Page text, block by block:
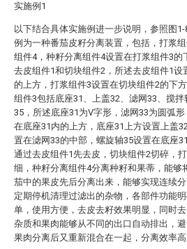
实施例1
以下结合具体实施例进一步说明，参照图
例为一种番茄皮籽分离装置，包括，打浆
组件4，种籽分离组件4设置在打浆组件3的
去皮组件1和切块组件2，所述去皮组件1设
的上方，打浆组件3设置在切块组件2的下
组件3包括底座31、上盖32、滤网33、搅拌
35，所述底座31为V字形，滤网33为圆弧
在底座31内的上方，底座31上方设置上盖
置在滤网33的中部，螺旋轴35设置在底座
通过去皮组件1先去皮，切块组件2切碎，
细，种籽分离组件4分离种籽和果蒂，能够
茄中的果皮先后分离出来，能够实现连续
定期停机清理过滤出的杂物，各部件功能
单，使用方便，去皮去籽效果明显，同时
杂质和果肉能够从不同的出口自动排出，
果肉分离后又重新混合在一起，分离效率高